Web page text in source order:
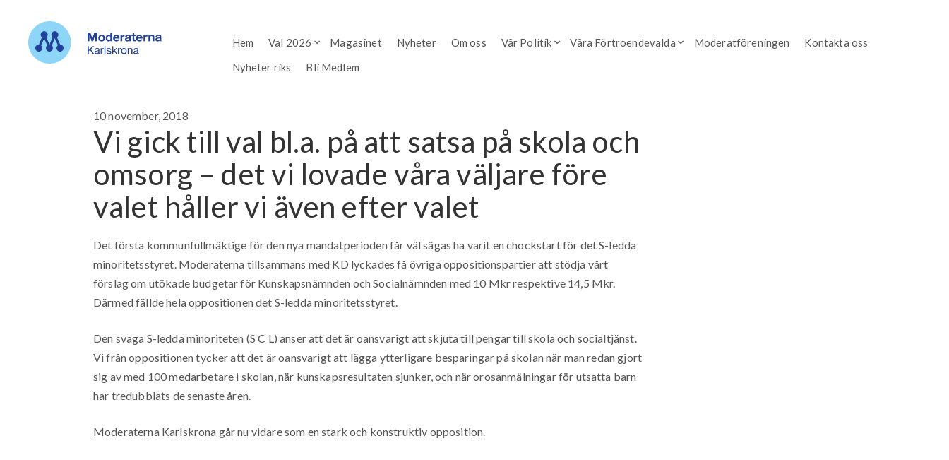
Hem Val 2026 Magasinet Nyheter Om oss Vår Politik Våra Förtroendevalda Moderatföreningen
Kontakta oss
Nyheter riks
Bli Medlem
10 november, 2018
Vi gick till val bl.a. på att satsa på skola och
omsorg – det vi lovade våra väljare före
valet håller vi även efter valet
Det första kommunfullmäktige för den nya mandatperioden får väl sägas ha varit en chockstart för det S-ledda
minoritetsstyret. Moderaterna tillsammans med KD lyckades få övriga oppositionspartier att stödja vårt
förslag om utökade budgetar för Kunskapsnämnden och Socialnämnden med 10 Mkr respektive 14,5 Mkr.
Därmed fällde hela oppositionen det S-ledda minoritetsstyret.
Den svaga S-ledda minoriteten (S C L) anser att det är oansvarigt att skjuta till pengar till skola och socialtjänst.
Vi från oppositionen tycker att det är oansvarigt att lägga ytterligare besparingar på skolan när man redan gjort
sig av med 100 medarbetare i skolan, när kunskapsresultaten sjunker, och när orosanmälningar för utsatta barn
har tredubblats de senaste åren.
Moderaterna Karlskrona går nu vidare som en stark och konstruktiv opposition.